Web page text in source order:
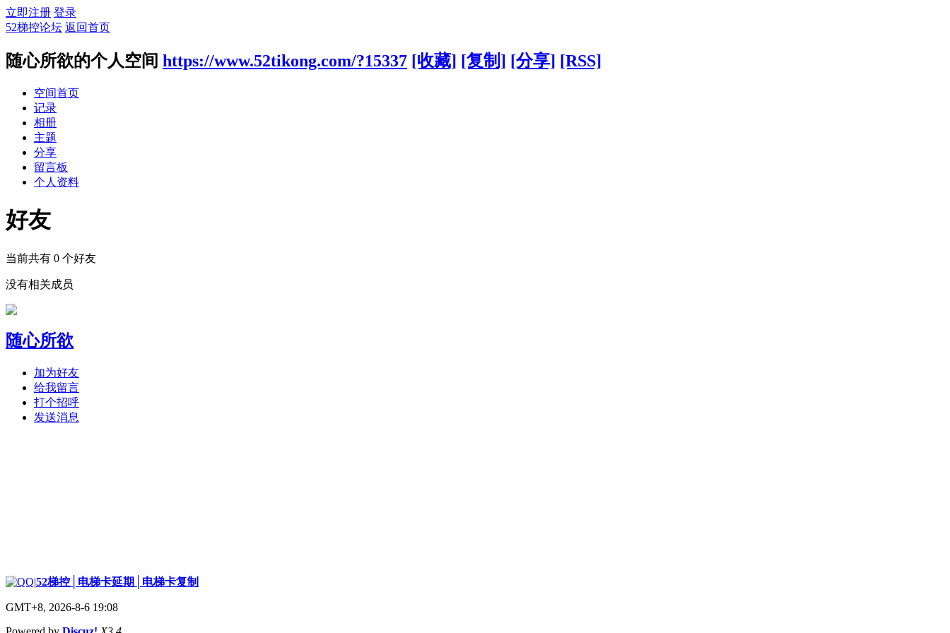
立即注册 登录
52梯控论坛 返回首页
随心所欲的个人空间 https://www.52tikong.com/?15337 [收藏] [复制] [分享] [RSS]
空间首页
记录
相册
主题
分享
留言板
个人资料
好友
当前共有 0 个好友
没有相关成员
随心所欲
加为好友
给我留言
打个招呼
发送消息
|52梯控│电梯卡延期│电梯卡复制
GMT+8, 2026-8-6 19:08